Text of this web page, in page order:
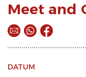
Meet and
DATUM